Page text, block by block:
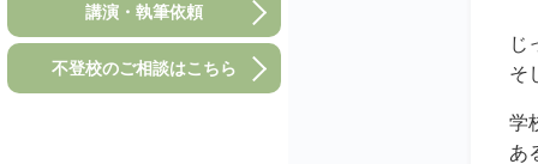
講演・執筆依頼
不登校のご相談はこちら
じ
そ
学
あ